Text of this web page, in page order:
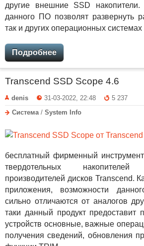
другие внешние SSD
данного ПО позволят развернуть
так и других операционных
Подробнее
Transcend SSD Scope 4.6
denis 31-03-2022, 22:48
5 237
Система/ System Info
бесплатный фирменный
твердотельных
производителей дисков Transcend.
приложения, возможности
сильно отличаются от аналогов
таки данный продукт предоставит
устройств основные, важные
получения сведений, обновления